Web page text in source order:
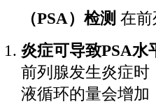
（PSA）检测 在
炎症可导致PSA水
前列腺发生炎症时
液循环的量会增加